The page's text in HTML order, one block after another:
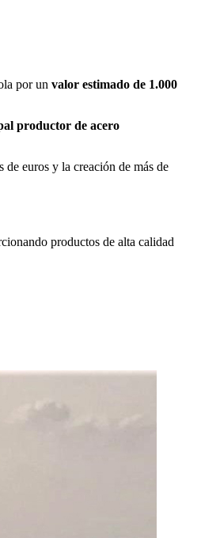
por un valor estimado de 1.000
productor de acero
euros y la creación de más de
productos de alta calidad